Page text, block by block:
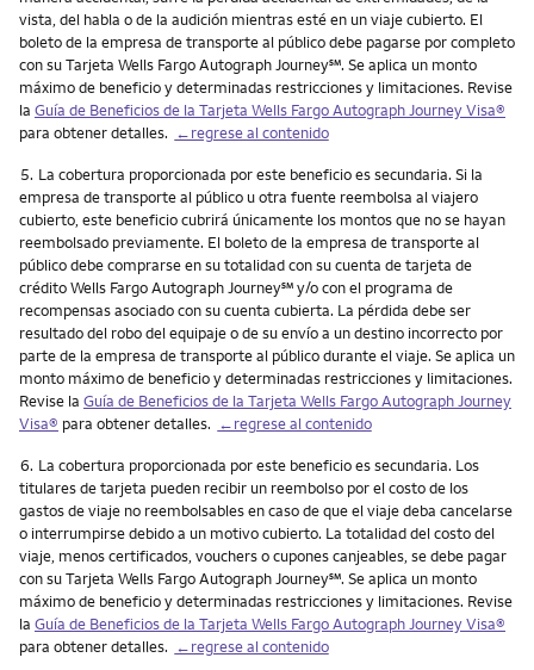
vista, del habla o de la audición mientras esté en un viaje cubierto. El
boleto de la empresa de transporte al público debe pagarse por completo
con su Tarjeta Wells Fargo Autograph Journeyservice mark
℠. Se aplica un monto
máximo de beneficio y determinadas restricciones y limitaciones. Revise
la Guía de Beneficios de la Tarjeta Wells Fargo Autograph Journey Visa®
para obtener detalles. ←regrese al contenido
Nota
5. La cobertura proporcionada por este beneficio es secundaria. Si la
empresa de transporte al público u otra fuente reembolsa al viajero
cubierto, este beneficio cubrirá únicamente los montos que no se hayan
reembolsado previamente. El boleto de la empresa de transporte al
público debe comprarse en su totalidad con su cuenta de tarjeta de
crédito Wells Fargo Autograph Journeyservice mark
℠y/o con el programa de
recompensas asociado con su cuenta cubierta. La pérdida debe ser
resultado del robo del equipaje o de su envío a un destino incorrecto por
parte de la empresa de transporte al público durante el viaje. Se aplica un
monto máximo de beneficio y determinadas restricciones y limitaciones.
Revise la Guía de Beneficios de la Tarjeta Wells Fargo Autograph Journey
Visa® para obtener detalles. ←regrese al contenido
Nota
6. La cobertura proporcionada por este beneficio es secundaria. Los
titulares de tarjeta pueden recibir un reembolso por el costo de los
gastos de viaje no reembolsables en caso de que el viaje deba cancelarse
o interrumpirse debido a un motivo cubierto. La totalidad del costo del
viaje, menos certificados, vouchers o cupones canjeables, se debe pagar
con su Tarjeta Wells Fargo Autograph Journeyservice mark
℠. Se aplica un monto
máximo de beneficio y determinadas restricciones y limitaciones. Revise
la Guía de Beneficios de la Tarjeta Wells Fargo Autograph Journey Visa®
para obtener detalles. ←regrese al contenido